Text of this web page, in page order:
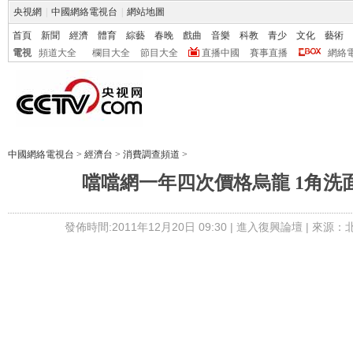
央視網 中國網絡電視台 網站地圖
首頁 新聞 經濟 體育 綜藝 春晚 戲曲 音樂 科教 青少 文化
藝術
電視
頻道大全 欄目大全 節目大全 直播中國 賽事直播 網絡
中國網絡電視台 > 經濟台 > 消費調查頻道 >
噹噹網一年四次價格烏龍 1角洗
發佈時間:2011年12月20日 09:30 | 進入復興論壇 | 來源：